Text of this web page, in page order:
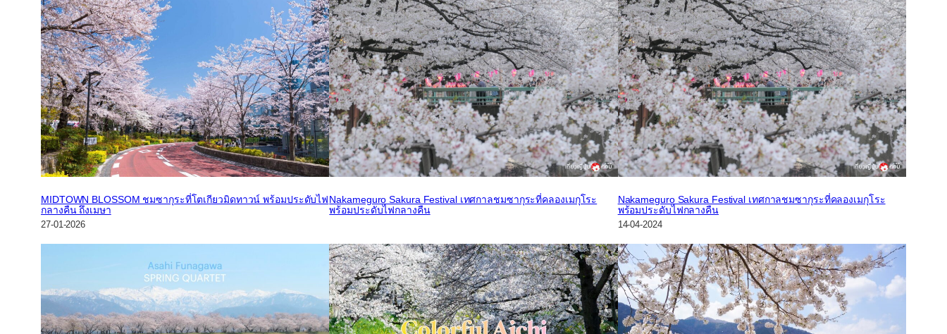
MIDTOWN BLOSSOM ชมซากุระที่โตเกียวมิดทาวน์ พร้อมประดับไฟ
กลางคืน ถึงเมษา
27-01-2026
Nakameguro Sakura Festival เทศกาลชมซากุระที่คลองเมกุโระ
พร้อมประดับไฟกลางคืน
Nakameguro Sakura Festival เทศกาลชมซากุระที่คลองเมกุโระ
พร้อมประดับไฟกลางคืน
14-04-2024